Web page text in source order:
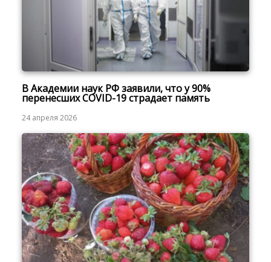
В Академии наук РФ заявили, что у 90%
перенесших COVID-19 страдает память
24 апреля 2026